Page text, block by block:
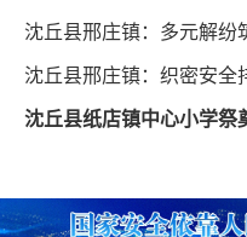
沈丘县邢庄镇：多元解纷
沈丘县邢庄镇：织密安全
沈丘县纸店镇中心小学祭